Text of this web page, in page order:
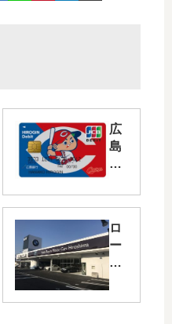
広
島
銀
が
B
・
Vis
a
ブ
ロ
ー
ル
ス